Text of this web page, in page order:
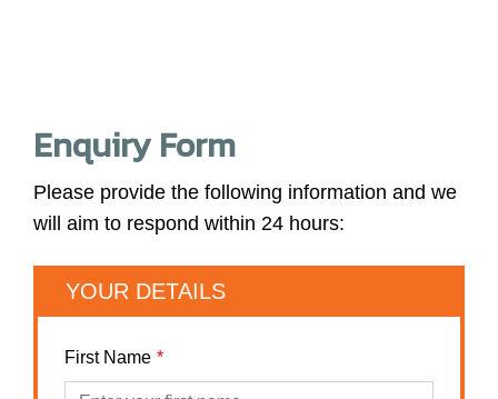
Enquiry Form
Please provide the following information and we
will aim to respond within 24 hours:
YOUR DETAILS
First Name